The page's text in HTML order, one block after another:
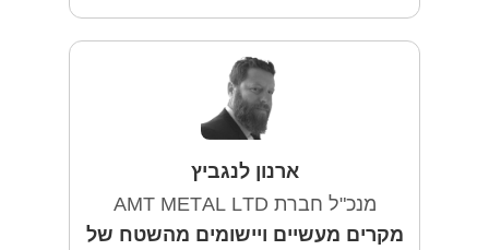
ארנון לנגביץ
מנכ"ל חברת AMT METAL LTD
מקרים מעשיים ויישומים מהשטח של